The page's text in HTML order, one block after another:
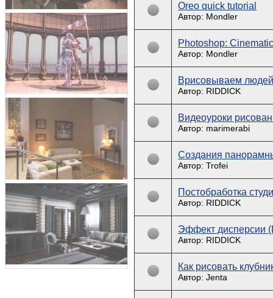
Oreo quick tutorial
Автор: Mondler
Photoshop:
Автор: Mondler
Врисовываем людей
Автор: RIDDICK
Видеоуроки
Автор: marimerabi
Создания
Автор: Trofei
Постобработка
Автор: RIDDICK
Эффект дисперсии
Автор: RIDDICK
Как рисовать
Автор: Jenta